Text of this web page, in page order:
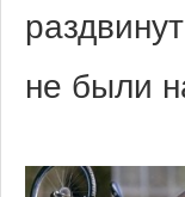
не были